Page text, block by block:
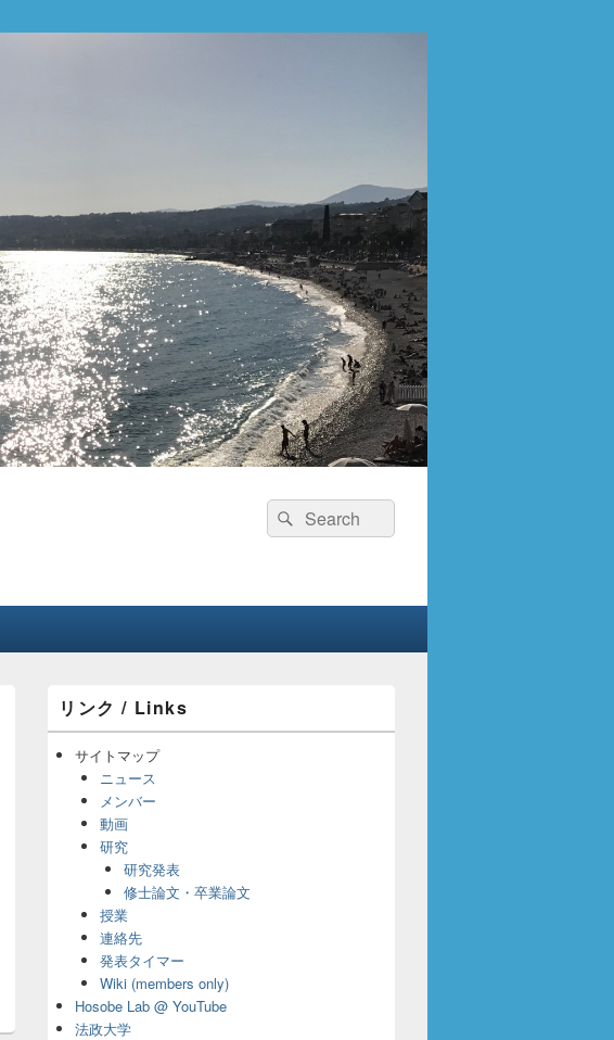
検
索:
検
索
ン
サ
ア
リンク / Links
サイトマップ
ニュース
メンバー
動画
研究
研究発表
修士論文・卒業論文
授業
連絡先
発表タイマー
Wiki (members only)
Hosobe Lab @ YouTube
法政大学